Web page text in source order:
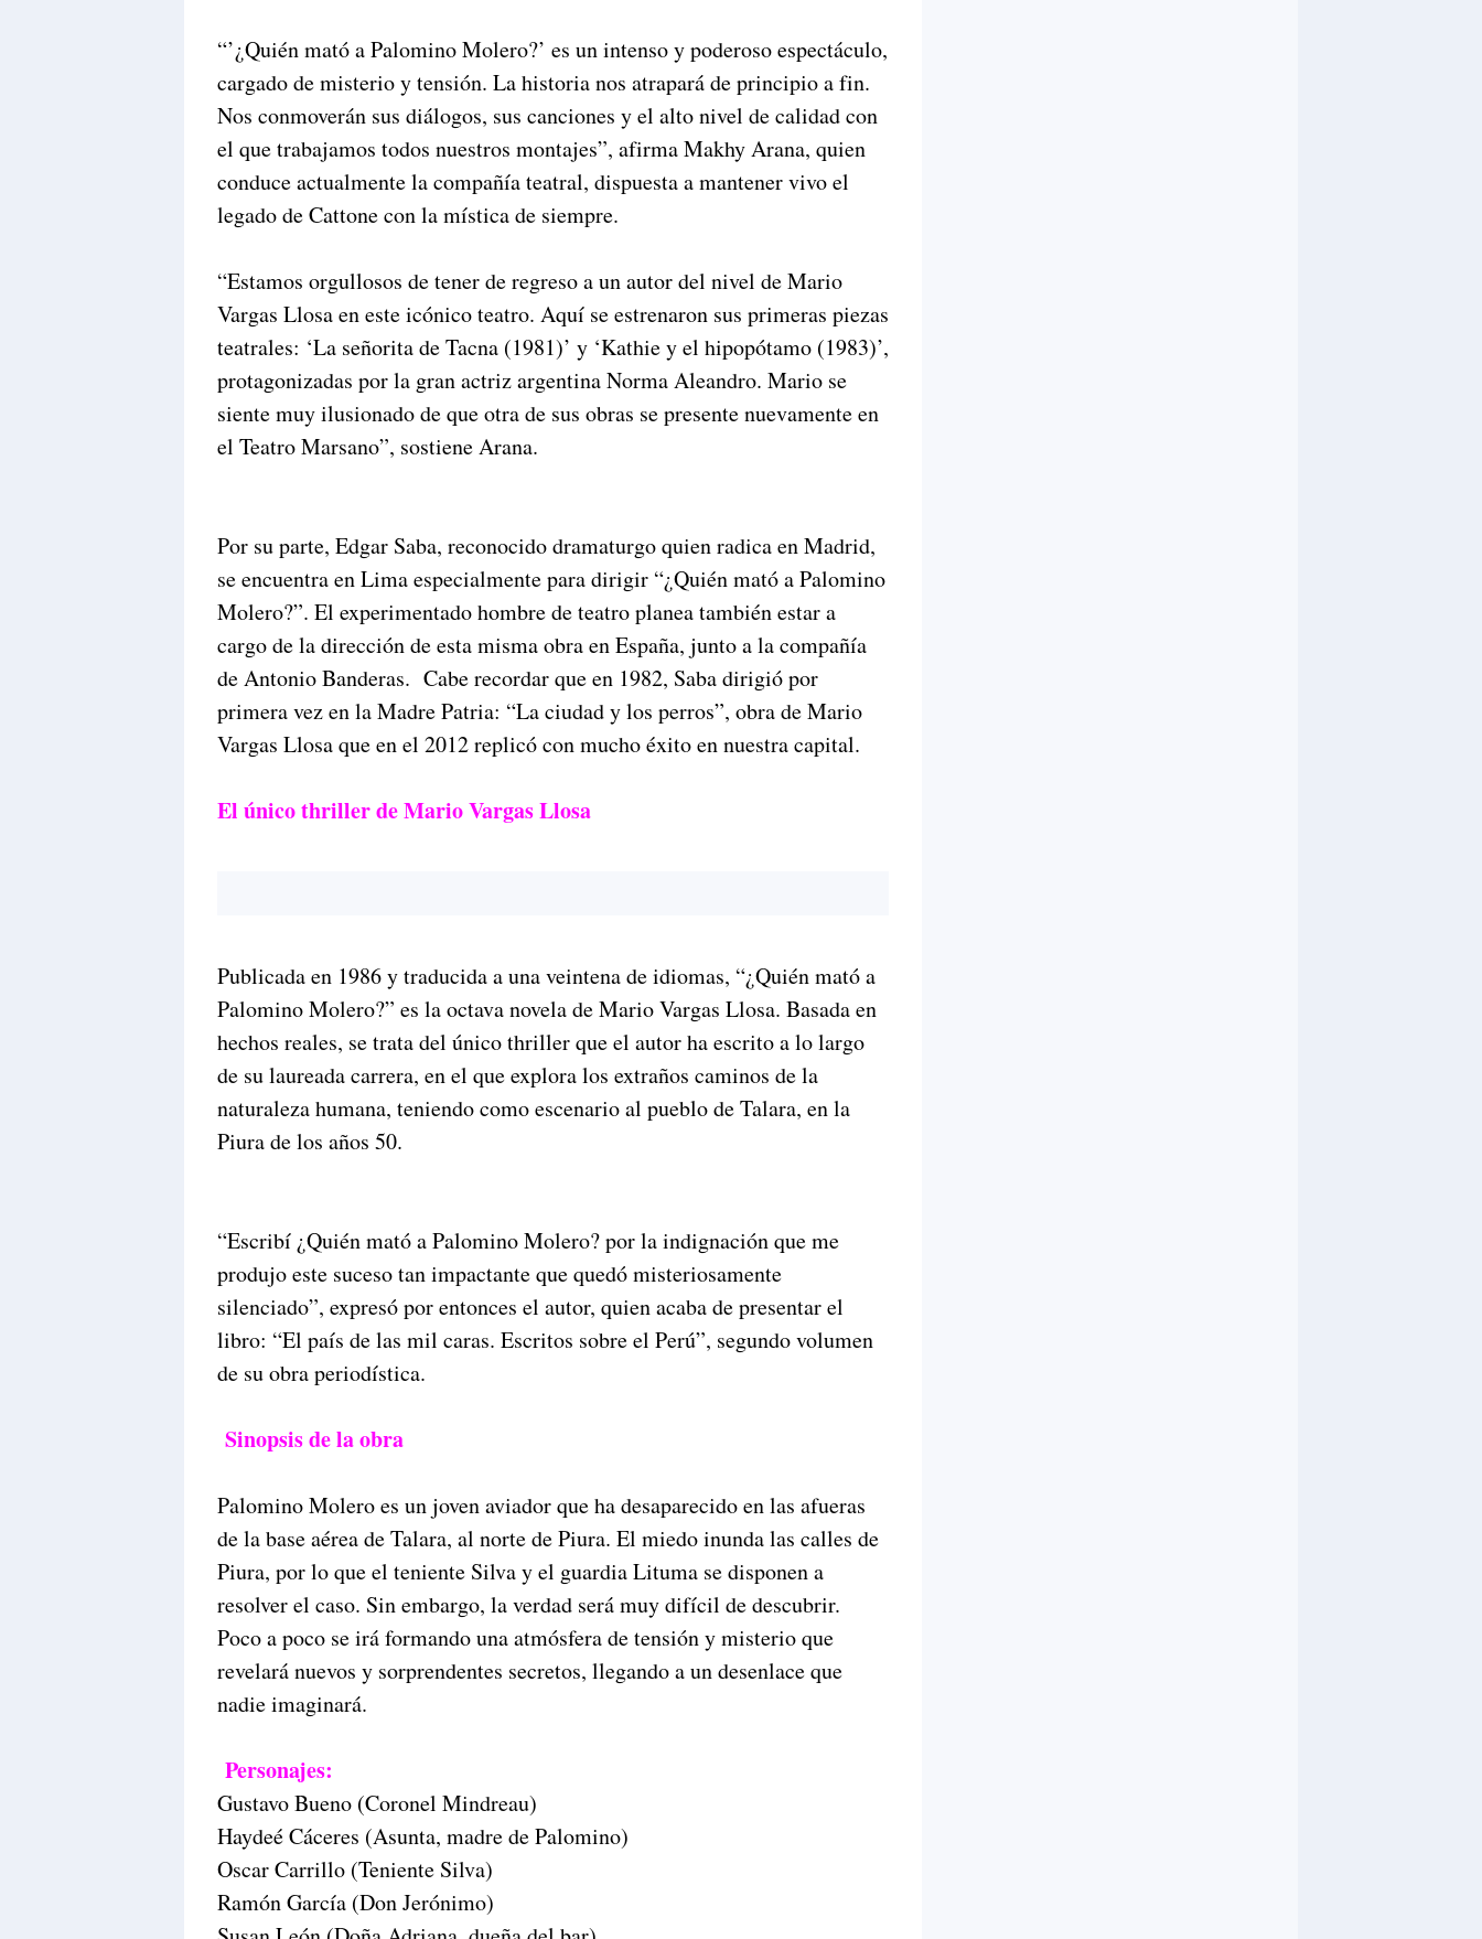
“’¿Quién mató a Palomino Molero?’ es un intenso y poderoso espectáculo,
cargado de misterio y tensión. La historia nos atrapará de principio a fin.
Nos conmoverán sus diálogos, sus canciones y el alto nivel de calidad con
el que trabajamos todos nuestros montajes”, afirma Makhy Arana, quien
conduce actualmente la compañía teatral, dispuesta a mantener vivo el
legado de Cattone con la mística de siempre.
“Estamos orgullosos de tener de regreso a un autor del nivel de Mario
Vargas Llosa en este icónico teatro. Aquí se estrenaron sus primeras piezas
teatrales: ‘La señorita de Tacna (1981)’ y ‘Kathie y el hipopótamo (1983)’,
protagonizadas por la gran actriz argentina Norma Aleandro. Mario se
siente muy ilusionado de que otra de sus obras se presente nuevamente en
el Teatro Marsano”, sostiene Arana.
Por su parte, Edgar Saba, reconocido dramaturgo quien radica en Madrid,
se encuentra en Lima especialmente para dirigir “¿Quién mató a Palomino
Molero?”. El experimentado hombre de teatro planea también estar a
cargo de la dirección de esta misma obra en España, junto a la compañía
de Antonio Banderas. Cabe recordar que en 1982, Saba dirigió por
primera vez en la Madre Patria: “La ciudad y los perros”, obra de Mario
Vargas Llosa que en el 2012 replicó con mucho éxito en nuestra capital.
El único thriller de Mario Vargas Llosa
Publicada en 1986 y traducida a una veintena de idiomas, “¿Quién mató a
Palomino Molero?” es la octava novela de Mario Vargas Llosa. Basada en
hechos reales, se trata del único thriller que el autor ha escrito a lo largo
de su laureada carrera, en el que explora los extraños caminos de la
naturaleza humana, teniendo como escenario al pueblo de Talara, en la
Piura de los años 50.
“Escribí ¿Quién mató a Palomino Molero? por la indignación que me
produjo este suceso tan impactante que quedó misteriosamente
silenciado”, expresó por entonces el autor, quien acaba de presentar el
libro: “El país de las mil caras. Escritos sobre el Perú”, segundo volumen
de su obra periodística.
Sinopsis de la obra
Palomino Molero es un joven aviador que ha desaparecido en las afueras
de la base aérea de Talara, al norte de Piura. El miedo inunda las calles de
Piura, por lo que el teniente Silva y el guardia Lituma se disponen a
resolver el caso. Sin embargo, la verdad será muy difícil de descubrir.
Poco a poco se irá formando una atmósfera de tensión y misterio que
revelará nuevos y sorprendentes secretos, llegando a un desenlace que
nadie imaginará.
Personajes:
Gustavo Bueno (Coronel Mindreau)
Haydeé Cáceres (Asunta, madre de Palomino)
Oscar Carrillo (Teniente Silva)
Ramón García (Don Jerónimo)